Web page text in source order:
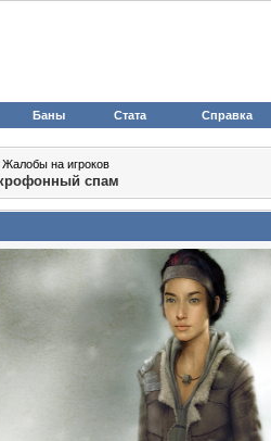
Баны Стата Справка
Жалобы на игроков
спам